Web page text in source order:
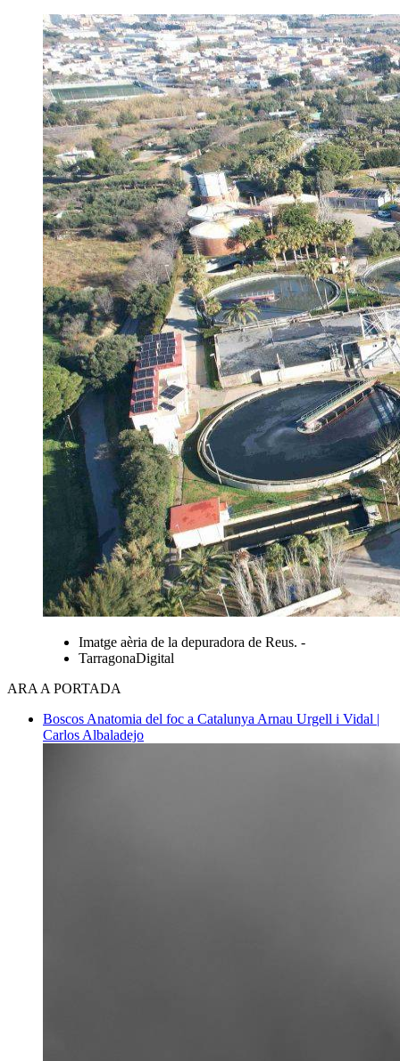
Imatge aèria de la depuradora de Reus. -
TarragonaDigital
ARA A PORTADA
Boscos Anatomia del foc a Catalunya Arnau Urgell i Vidal |
Carlos Albaladejo